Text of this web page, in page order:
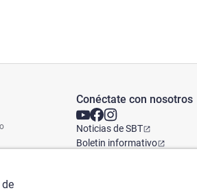
Conéctate con nosotros
Noticias de SBT
Boletin informativo